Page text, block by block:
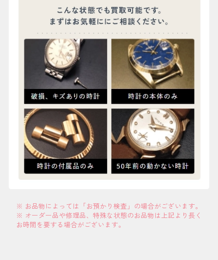
※ お品物によっては「お預かり検査」の場合がございます。
※ オーダー品や修理品、特殊な状態のお品物は上記より長く
お時間を要する場合がございます。